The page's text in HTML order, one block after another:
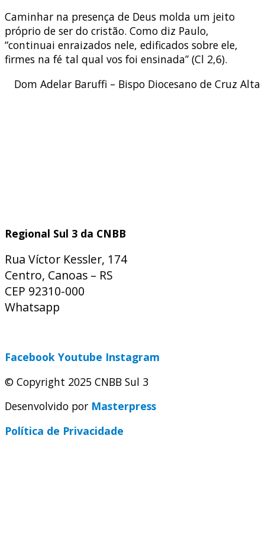
Caminhar na presença de Deus molda um jeito
próprio de ser do cristão. Como diz Paulo,
“continuai enraizados nele, edificados sobre ele,
firmes na fé tal qual vos foi ensinada” (Cl 2,6).
Dom Adelar Baruffi – Bispo Diocesano de Cruz Alta
Regional Sul 3 da CNBB
Rua Víctor Kessler, 174
Centro, Canoas – RS
CEP 92310-000
Whatsapp
Facebook Youtube Instagram
© Copyright 2025 CNBB Sul 3
Desenvolvido por Masterpress
Política de Privacidade